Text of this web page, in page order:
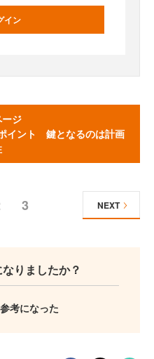
イン
ジ
イント 鍵となるのは計画
3 NEXT
りましたか？
参考になった